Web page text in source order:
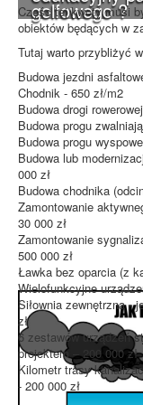
golfowego ?
Częśc tej kwoty musi
obiektów będących w
Tutaj warto przybliżyć
Budowa jezdni
Chodnik - 650 zł/m2
Budowa drogi
Budowa progu
Budowa progu
Budowa lub
000 zł
Budowa chodnika
Zamontowanie
30 000 zł
Zamontowanie
500 000 zł
Ławka bez oparcia (z
Wielofunkcyjne
Siłownia zewnętrzna -
zł
6 zestawów urządzeń
projektem – 200 000 zł
Kilometr trasy
- 200 000 zł